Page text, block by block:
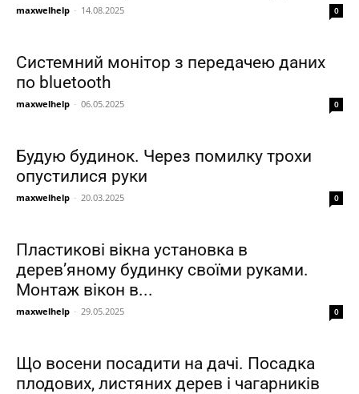
maxwelhelp - 14.08.2025 0
Системний монітор з передачею даних
по bluetooth
maxwelhelp - 06.05.2025 0
Будую будинок. Через помилку трохи
опустилися руки
maxwelhelp - 20.03.2025 0
Пластикові вікна установка в
дерев’яному будинку своїми руками.
Монтаж вікон в...
maxwelhelp - 29.05.2025 0
Що восени посадити на дачі. Посадка
плодових, листяних дерев і чагарників